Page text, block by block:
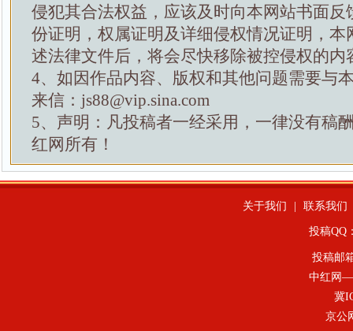
侵犯其合法权益，应该及时向本网站书面反
份证明，权属证明及详细侵权情况证明，本
述法律文件后，将会尽快移除被控侵权的内
4、如因作品内容、版权和其他问题需要与
来信：js88@vip.sina.com
5、声明：凡投稿者一经采用，一律没有稿
红网所有！
关于我们 联系我们
投稿QQ
投稿邮
中红网—
冀
京公